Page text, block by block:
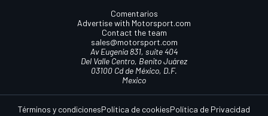
Comentarios
Advertise with Motorsport.com
Contact the team
sales@motorsport.com
Av Eugenia 831, suite 404
Del Valle Centro, Benito Juárez
03100 Cd de México, D.F.
Mexico
Términos y condicionesPolítica de cookiesPolítica de Privacidad